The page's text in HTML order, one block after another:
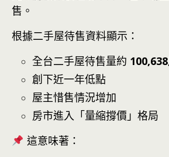
售。
根據二手屋待售資料顯示：
全台二手屋待售量約
創下近一年低點
屋主惜售情況增加
房市進入「量縮撐價」格局
這意味著：